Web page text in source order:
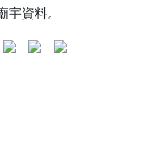
宇資料。